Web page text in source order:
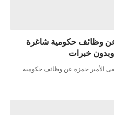
وظائف حكومية شاغرة
وبدون خبرات
الأمير حمزة عن وظائف حكومية